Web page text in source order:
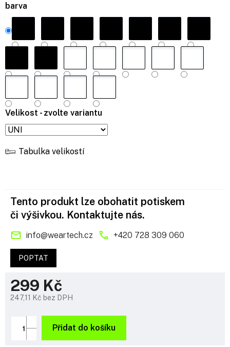
barva
Velikost - zvolte variantu
Tabulka velikostí
299 Kč
247,11 Kč bez DPH
cena:
Přidat do košíku
Tento produkt lze obohatit potiskem
či výšivkou. Kontaktujte nás.
info@weartech.cz +420 728 309 060
POPTAT